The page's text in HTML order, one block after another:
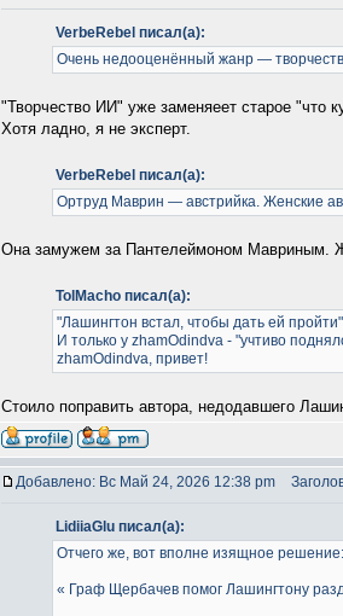
VerbeRebel писал(а):
Очень недооценённый жанр —
"Творчество ИИ" уже заменяеет старое "что
Хотя ладно, я не эксперт.
VerbeRebel писал(а):
Ортруд Маврин — австрийка. Женские
Она замужем за Пантелеймоном Мавриным.
TolMacho писал(а):
"Лашингтон встал, чтобы дать ей
И только у zhamOdindva - "учтиво
zhamOdindva, привет!
Стоило поправить автора, недодавшего
Добавлено: Вс Май 24, 2026 12:38 pm
LidiiaGlu писал(а):
Отчего же, вот вполне изящное решение:
« Граф Щербачев помог Лашингтону